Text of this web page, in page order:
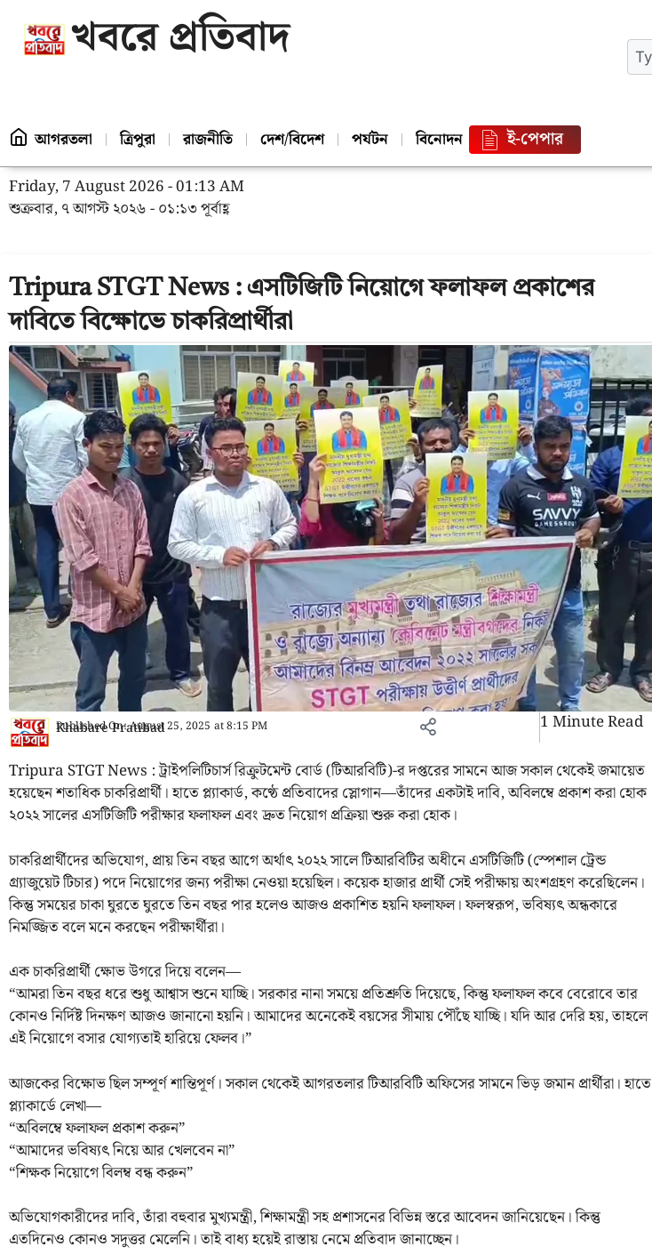
খবরে প্রতিবাদ
আগরতলা ত্রিপুরা রাজনীতি দেশ/বিদেশ পর্যটন বিনোদন ই-পেপার
Friday, 7 August 2026 - 01:13 AM
শুক্রবার, ৭ আগস্ট ২০২৬ - ০১:১৩ পূর্বাহ্ণ
Tripura STGT News : এসটিজিটি নিয়োগে ফলাফল প্রকাশের
দাবিতে বিক্ষোভে চাকরিপ্রার্থীরা
Khabare Pratibad
Published On:August 25, 2025 at8:15 PM
1 Minute Read
Tripura STGT News : ট্রাইপলিটিচার্স রিক্রুটমেন্ট বোর্ড (টিআরবিটি)-র দপ্তরের সামনে আজ সকাল থেকেই জমায়েত
হয়েছেন শতাধিক চাকরিপ্রার্থী। হাতে প্ল্যাকার্ড, কণ্ঠে প্রতিবাদের স্লোগান—তাঁদের একটাই দাবি, অবিলম্বে প্রকাশ করা হোক
২০২২ সালের এসটিজিটি পরীক্ষার ফলাফল এবং দ্রুত নিয়োগ প্রক্রিয়া শুরু করা হোক।
চাকরিপ্রার্থীদের অভিযোগ, প্রায় তিন বছর আগে অর্থাৎ ২০২২ সালে টিআরবিটির অধীনে এসটিজিটি (স্পেশাল ট্রেন্ড
গ্র্যাজুয়েট টিচার) পদে নিয়োগের জন্য পরীক্ষা নেওয়া হয়েছিল। কয়েক হাজার প্রার্থী সেই পরীক্ষায় অংশগ্রহণ করেছিলেন।
কিন্তু সময়ের চাকা ঘুরতে ঘুরতে তিন বছর পার হলেও আজও প্রকাশিত হয়নি ফলাফল। ফলস্বরূপ, ভবিষ্যৎ অন্ধকারে
নিমজ্জিত বলে মনে করছেন পরীক্ষার্থীরা।
এক চাকরিপ্রার্থী ক্ষোভ উগরে দিয়ে বলেন—
“আমরা তিন বছর ধরে শুধু আশ্বাস শুনে যাচ্ছি। সরকার নানা সময়ে প্রতিশ্রুতি দিয়েছে, কিন্তু ফলাফল কবে বেরোবে তার
কোনও নির্দিষ্ট দিনক্ষণ আজও জানানো হয়নি। আমাদের অনেকেই বয়সের সীমায় পৌঁছে যাচ্ছি। যদি আর দেরি হয়, তাহলে
এই নিয়োগে বসার যোগ্যতাই হারিয়ে ফেলব।”
আজকের বিক্ষোভ ছিল সম্পূর্ণ শান্তিপূর্ণ। সকাল থেকেই আগরতলার টিআরবিটি অফিসের সামনে ভিড় জমান প্রার্থীরা। হাতে
প্ল্যাকার্ডে লেখা—
“অবিলম্বে ফলাফল প্রকাশ করুন”
“আমাদের ভবিষ্যৎ নিয়ে আর খেলবেন না”
“শিক্ষক নিয়োগে বিলম্ব বন্ধ করুন”
অভিযোগকারীদের দাবি, তাঁরা বহুবার মুখ্যমন্ত্রী, শিক্ষামন্ত্রী সহ প্রশাসনের বিভিন্ন স্তরে আবেদন জানিয়েছেন। কিন্তু
এতদিনেও কোনও সদুত্তর মেলেনি। তাই বাধ্য হয়েই রাস্তায় নেমে প্রতিবাদ জানাচ্ছেন।